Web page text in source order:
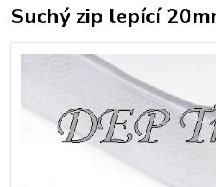
Suchý zip lepící